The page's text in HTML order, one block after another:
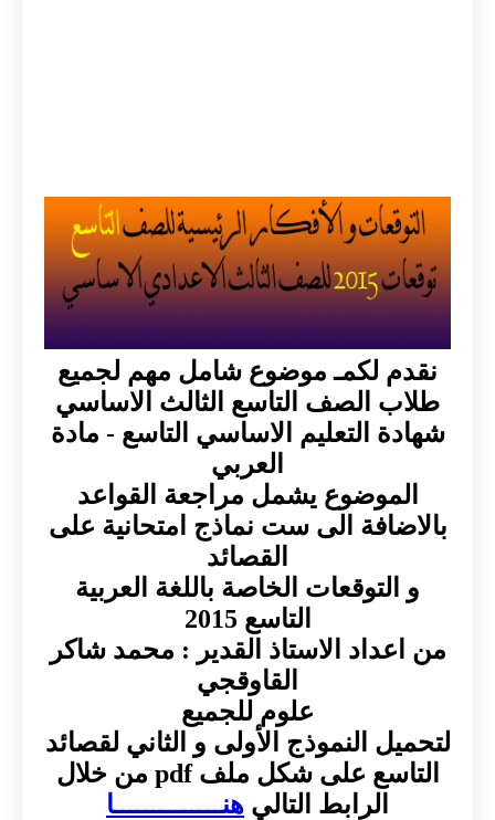
نقدم لكمـ موضوع شامل مهم لجميع
طلاب الصف التاسع الثالث الاساسي
شهادة التعليم الاساسي التاسع - مادة
العربي
الموضوع يشمل مراجعة القواعد
بالاضافة الى ست نماذج امتحانية على
القصائد
و التوقعات الخاصة باللغة العربية
التاسع 2015
من اعداد الاستاذ القدير : محمد شاكر
القاوقجي
علوم للجميع
لتحميل النموذج الأولى و الثاني لقصائد
التاسع على شكل ملف pdf من خلال
الرابط التالي هنــــــــــــــا